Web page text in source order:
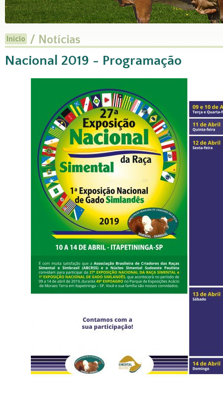
Início / Notícias
Nacional 2019 - Programação